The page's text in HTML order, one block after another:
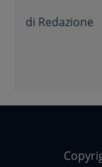
di Redazione